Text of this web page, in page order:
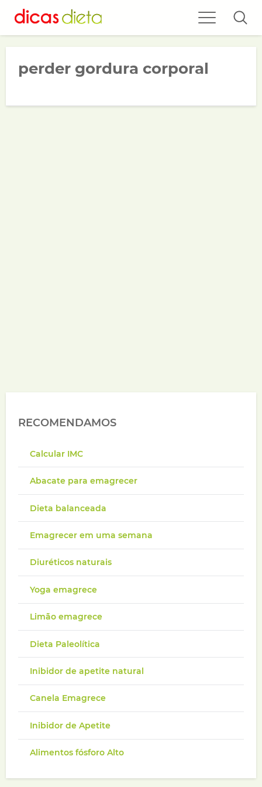
perder gordura corporal
RECOMENDAMOS
Calcular IMC
Abacate para emagrecer
Dieta balanceada
Emagrecer em uma semana
Diuréticos naturais
Yoga emagrece
Limão emagrece
Dieta Paleolítica
Inibidor de apetite natural
Canela Emagrece
Inibidor de Apetite
Alimentos fósforo Alto